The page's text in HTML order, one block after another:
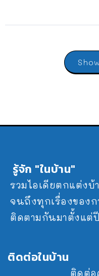
รู้จัก "ในบ้าน"
รวมไอเดียตกแต่ง
จนถึงทุกเรื่องของ
ติดตามกันมาตั้งแต่ปี
ติดต่อในบ้าน
ติดต่